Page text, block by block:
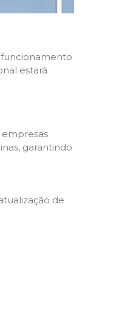
funcionamento
estará
empresas
garantindo
de